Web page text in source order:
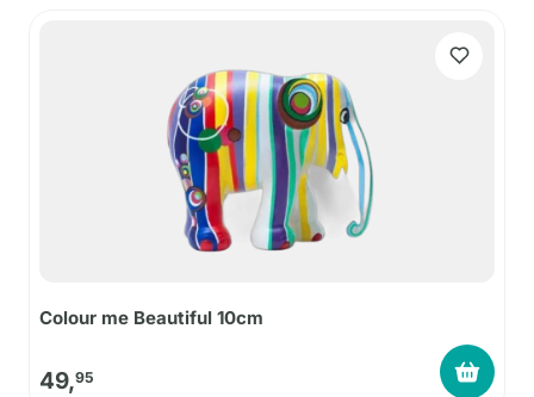
Colour me Beautiful 10cm
49,95